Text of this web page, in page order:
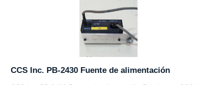
CCS Inc. PB-2430 Fuente de alimentación